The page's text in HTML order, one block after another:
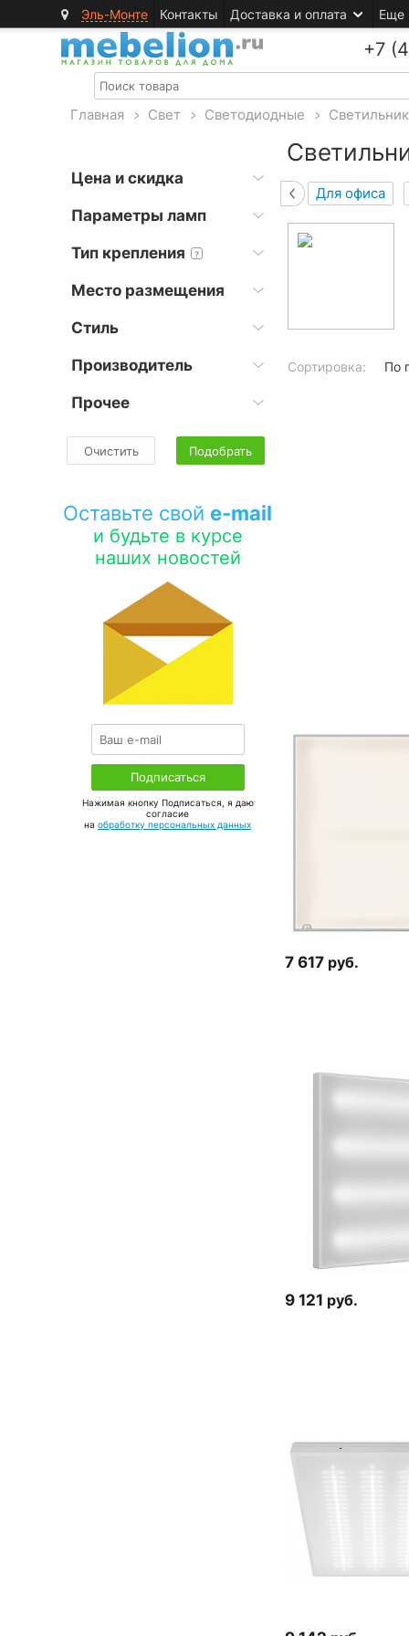
Эль-Монте Контакты Доставка и оплата Еще
+7
Главная > Свет > Светодиодные >
Цена и скидка
Параметры ламп
Тип крепления ?
Место размещения
Стиль
Производитель
Прочее
Очистить Подобрать
Оставьте свой e-mail
и будьте в курсе
наших новостей
Нажимая кнопку Подписаться, я даю
соглаcие
на обработку персональных данных
Для офиса
Сортировка: По
7 617 руб.
9 121 руб.